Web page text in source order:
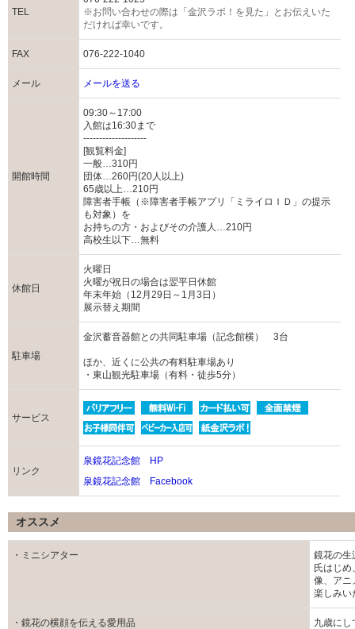
TEL
※お問い合わせの際は「金沢ラボ！を見た」とお伝えいた
だければ幸いです。
FAX 076-222-1040
メール メールを送る
開館時間
09:30～17:00
入館は16:30まで
--------------------
[観覧料金]
一般…310円
団体…260円(20人以上)
65歳以上…210円
障害者手帳（※障害者手帳アプリ「ミライロＩＤ」の提示
も対象）を
お持ちの方・およびその介護人…210円
高校生以下…無料
休館日
火曜日
火曜が祝日の場合は翌平日休館
年末年始（12月29日～1月3日）
展示替え期間
駐車場
金沢蓄音器館との共同駐車場（記念館横） 3台
ほか、近くに公共の有料駐車場あり
・東山観光駐車場（有料・徒歩5分）
サービス
リンク
泉鏡花記念館 HP
泉鏡花記念館 Facebook
オススメ
・ミニシアター
鏡花の生
氏はじ
像、アニ
楽しみい
・鏡花の横顔を伝える愛用品
九歳にし